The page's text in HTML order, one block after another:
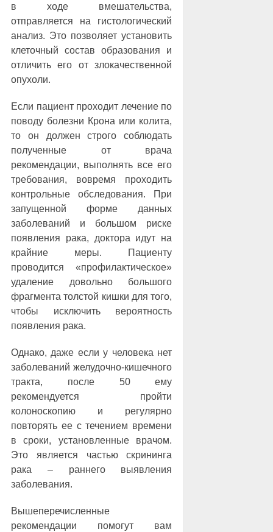
в ходе вмешательства,
отправляется на гистологический
анализ. Это позволяет установить
клеточный состав образования и
отличить его от злокачественной
опухоли.
Если пациент проходит лечение по
поводу болезни Крона или колита,
то он должен строго соблюдать
полученные от врача
рекомендации, выполнять все его
требования, вовремя проходить
контрольные обследования. При
запущенной форме данных
заболеваний и большом риске
появления рака, доктора идут на
крайние меры. Пациенту
проводится «профилактическое»
удаление довольно большого
фрагмента толстой кишки для того,
чтобы исключить вероятность
появления рака.
Однако, даже если у человека нет
заболеваний желудочно-кишечного
тракта, после 50 ему
рекомендуется пройти
колоноскопию и регулярно
повторять ее с течением времени
в сроки, установленные врачом.
Это является частью скрининга
рака – раннего выявления
заболевания.
Вышеперечисленные
рекомендации помогут вам